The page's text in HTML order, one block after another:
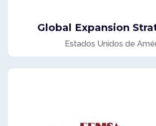
Global Expansion
Estados Unidos de